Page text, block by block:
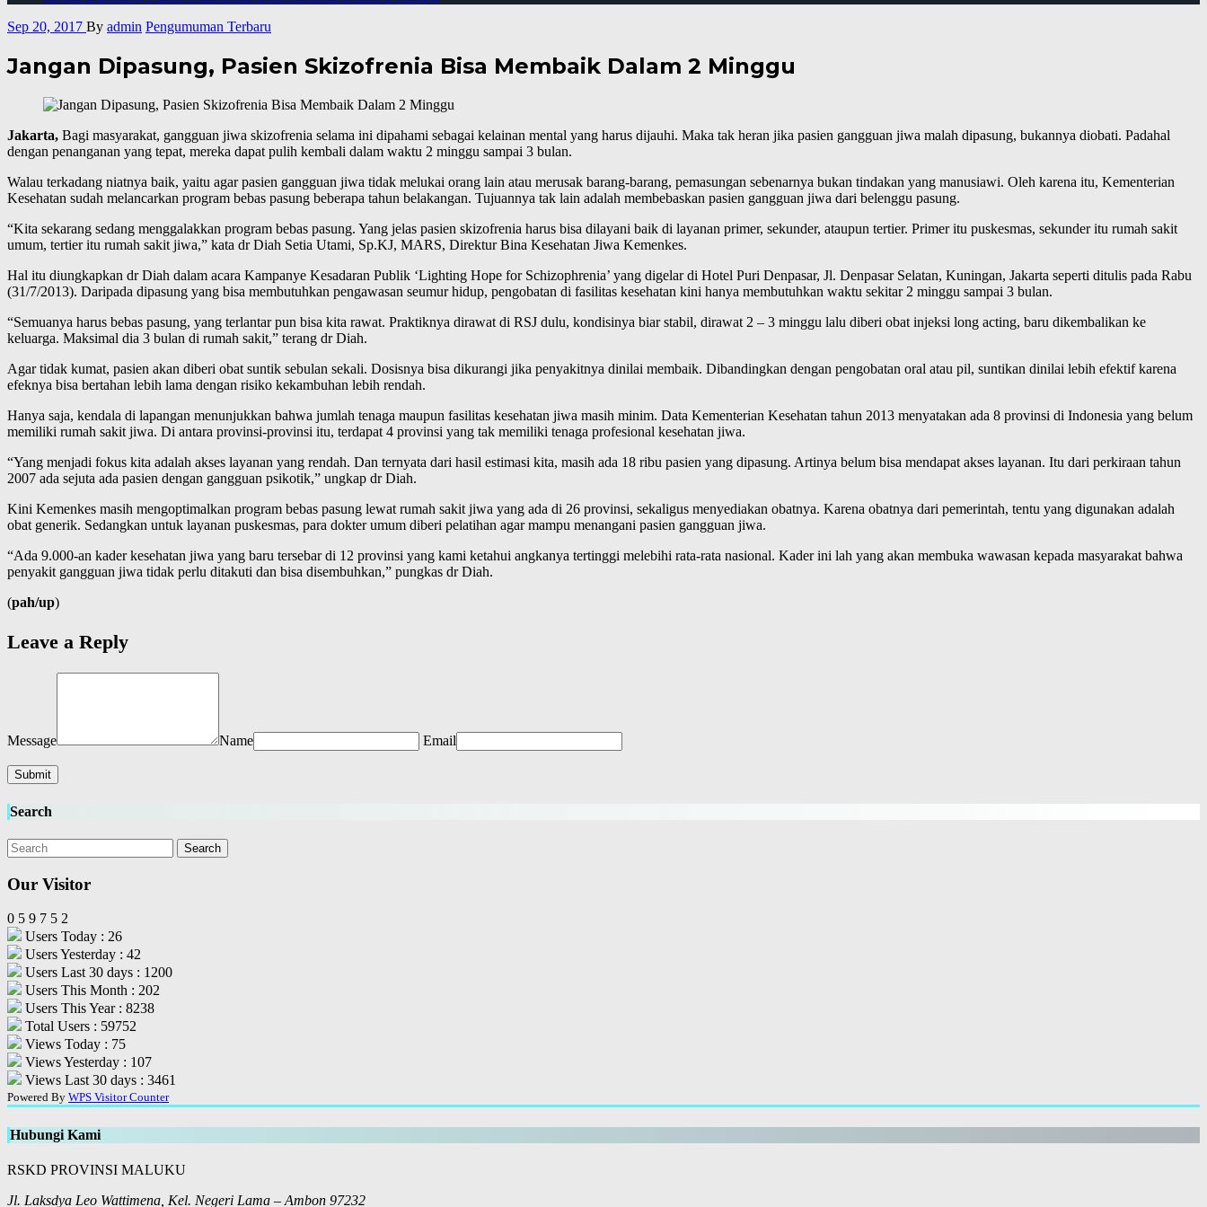
Sep 20, 2017 By admin Pengumuman Terbaru
Jangan Dipasung, Pasien Skizofrenia Bisa Membaik Dalam 2 Minggu
Jakarta, Bagi masyarakat, gangguan jiwa skizofrenia selama ini dipahami sebagai kelainan mental yang harus dijauhi. Maka tak heran jika pasien gangguan jiwa malah dipasung, bukannya diobati. Padahal
dengan penanganan yang tepat, mereka dapat pulih kembali dalam waktu 2 minggu sampai 3 bulan.
Walau terkadang niatnya baik, yaitu agar pasien gangguan jiwa tidak melukai orang lain atau merusak barang-barang, pemasungan sebenarnya bukan tindakan yang manusiawi. Oleh karena itu, Kementerian
Kesehatan sudah melancarkan program bebas pasung beberapa tahun belakangan. Tujuannya tak lain adalah membebaskan pasien gangguan jiwa dari belenggu pasung.
“Kita sekarang sedang menggalakkan program bebas pasung. Yang jelas pasien skizofrenia harus bisa dilayani baik di layanan primer, sekunder, ataupun tertier. Primer itu puskesmas, sekunder itu rumah sakit
umum, tertier itu rumah sakit jiwa,” kata dr Diah Setia Utami, Sp.KJ, MARS, Direktur Bina Kesehatan Jiwa Kemenkes.
Hal itu diungkapkan dr Diah dalam acara Kampanye Kesadaran Publik ‘Lighting Hope for Schizophrenia’ yang digelar di Hotel Puri Denpasar, Jl. Denpasar Selatan, Kuningan, Jakarta seperti ditulis pada Rabu
(31/7/2013). Daripada dipasung yang bisa membutuhkan pengawasan seumur hidup, pengobatan di fasilitas kesehatan kini hanya membutuhkan waktu sekitar 2 minggu sampai 3 bulan.
“Semuanya harus bebas pasung, yang terlantar pun bisa kita rawat. Praktiknya dirawat di RSJ dulu, kondisinya biar stabil, dirawat 2 – 3 minggu lalu diberi obat injeksi long acting, baru dikembalikan ke
keluarga. Maksimal dia 3 bulan di rumah sakit,” terang dr Diah.
Agar tidak kumat, pasien akan diberi obat suntik sebulan sekali. Dosisnya bisa dikurangi jika penyakitnya dinilai membaik. Dibandingkan dengan pengobatan oral atau pil, suntikan dinilai lebih efektif karena
efeknya bisa bertahan lebih lama dengan risiko kekambuhan lebih rendah.
Hanya saja, kendala di lapangan menunjukkan bahwa jumlah tenaga maupun fasilitas kesehatan jiwa masih minim. Data Kementerian Kesehatan tahun 2013 menyatakan ada 8 provinsi di Indonesia yang belum
memiliki rumah sakit jiwa. Di antara provinsi-provinsi itu, terdapat 4 provinsi yang tak memiliki tenaga profesional kesehatan jiwa.
“Yang menjadi fokus kita adalah akses layanan yang rendah. Dan ternyata dari hasil estimasi kita, masih ada 18 ribu pasien yang dipasung. Artinya belum bisa mendapat akses layanan. Itu dari perkiraan tahun
2007 ada sejuta ada pasien dengan gangguan psikotik,” ungkap dr Diah.
Kini Kemenkes masih mengoptimalkan program bebas pasung lewat rumah sakit jiwa yang ada di 26 provinsi, sekaligus menyediakan obatnya. Karena obatnya dari pemerintah, tentu yang digunakan adalah
obat generik. Sedangkan untuk layanan puskesmas, para dokter umum diberi pelatihan agar mampu menangani pasien gangguan jiwa.
“Ada 9.000-an kader kesehatan jiwa yang baru tersebar di 12 provinsi yang kami ketahui angkanya tertinggi melebihi rata-rata nasional. Kader ini lah yang akan membuka wawasan kepada masyarakat bahwa
penyakit gangguan jiwa tidak perlu ditakuti dan bisa disembuhkan,” pungkas dr Diah.
(pah/up)
Leave a Reply
Message Name Email
Search
Our Visitor
0 5 9 7 5 2
Users Today : 26
Users Yesterday : 42
Users Last 30 days : 1200
Users This Month : 202
Users This Year : 8238
Total Users : 59752
Views Today : 75
Views Yesterday : 107
Views Last 30 days : 3461
Powered By WPS Visitor Counter
Hubungi Kami
RSKD PROVINSI MALUKU
Jl. Laksdya Leo Wattimena, Kel. Negeri Lama – Ambon 97232